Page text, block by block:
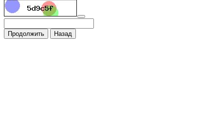
Продолжить Назад